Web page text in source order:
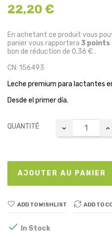
22,20 €
En achetant ce produit vous
panier vous rapportera 3 points
bon de réduction de 0,36 €.
CN: 156493
Leche premium para lactantes
Desde el primer día.
QUANTITÉ
AJOUTER AU PANIER
ADD TO WISHLIST ADD TO
 In Stock